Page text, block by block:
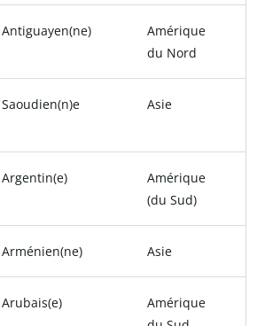
Antiguayen(ne)
Amérique
du Nord
Saoudien(n)e Asie
Argentin(e)
Amérique
(du Sud)
Arménien(ne) Asie
Arubais(e)
Amérique